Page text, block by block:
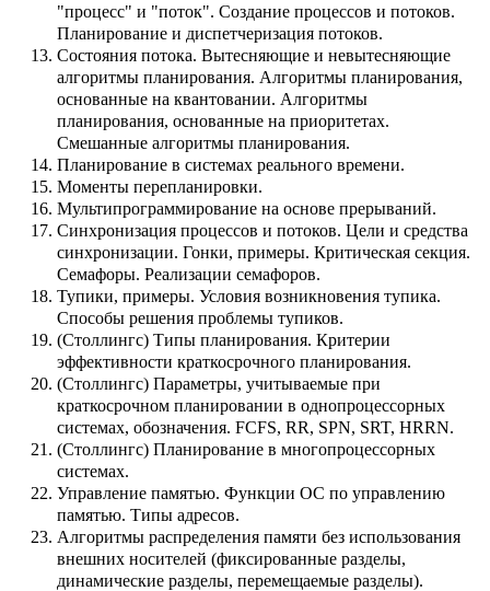
"процесс" и "поток". Создание процессов и потоков.
Планирование и диспетчеризация потоков.
Состояния потока. Вытесняющие и невытесняющие
алгоритмы планирования. Алгоритмы планирования,
основанные на квантовании. Алгоритмы
планирования, основанные на приоритетах.
Смешанные алгоритмы планирования.
Планирование в системах реального времени.
Моменты перепланировки.
Мультипрограммирование на основе прерываний.
Синхронизация процессов и потоков. Цели и средства
синхронизации. Гонки, примеры. Критическая секция.
Семафоры. Реализации семафоров.
Тупики, примеры. Условия возникновения тупика.
Способы решения проблемы тупиков.
(Столлингс) Типы планирования. Критерии
эффективности краткосрочного планирования.
(Столлингс) Параметры, учитываемые при
краткосрочном планировании в однопроцессорных
системах, обозначения. FCFS, RR, SPN, SRT, HRRN.
(Столлингс) Планирование в многопроцессорных
системах.
Управление памятью. Функции ОС по управлению
памятью. Типы адресов.
Алгоритмы распределения памяти без использования
внешних носителей (фиксированные разделы,
динамические разделы, перемещаемые разделы).